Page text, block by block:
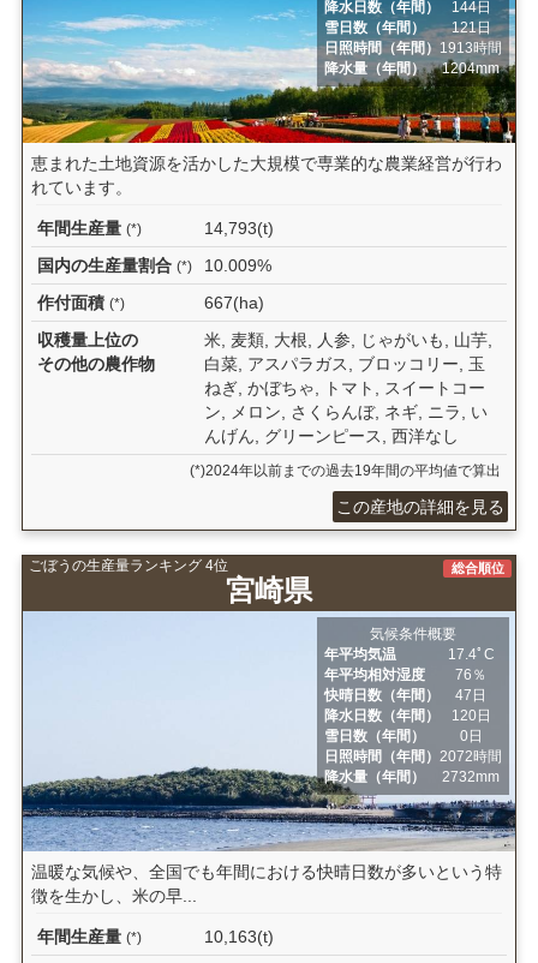
降水日数（年間）
144日
雪日数（年間）
121日
日照時間（年間） 1913時間
降水量（年間）
1204mm
恵まれた土地資源を活かした大規模で専業的な農業経営が行わ
れています。
年間生産量 (*)
14,793(t)
国内の生産量割合 (*)
10.009%
作付面積 (*)
667(ha)
収穫量上位の
その他の農作物
米, 麦類, 大根, 人参, じゃがいも, 山芋,
白菜, アスパラガス, ブロッコリー, 玉
ねぎ, かぼちゃ, トマト, スイートコー
ン, メロン, さくらんぼ, ネギ, ニラ, い
んげん, グリーンピース, 西洋なし
(*)2024年以前までの過去19年間の平均値で算出
この産地の詳細を見る
ごぼうの生産量ランキング 4位
宮崎県
総合順位
気候条件概要
年平均気温
17.4ﾟC
年平均相対湿度
76％
快晴日数（年間）
47日
降水日数（年間）
120日
雪日数（年間）
0日
日照時間（年間） 2072時間
降水量（年間）
2732mm
温暖な気候や、全国でも年間における快晴日数が多いという特
徴を生かし、米の早...
年間生産量 (*)
10,163(t)